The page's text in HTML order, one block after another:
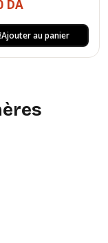
DA
Ajouter au panier